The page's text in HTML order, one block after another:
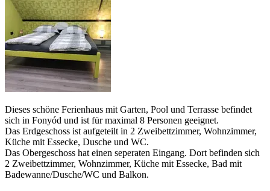
Dieses schöne Ferienhaus mit Garten, Pool und Terrasse befindet
sich in Fonyód und ist für maximal 8 Personen geeignet.
Das Erdgeschoss ist aufgeteilt in 2 Zweibettzimmer, Wohnzimmer,
Küche mit Essecke, Dusche und WC.
Das Obergeschoss hat einen seperaten Eingang. Dort befinden sich
2 Zweibettzimmer, Wohnzimmer, Küche mit Essecke, Bad mit
Badewanne/Dusche/WC und Balkon.